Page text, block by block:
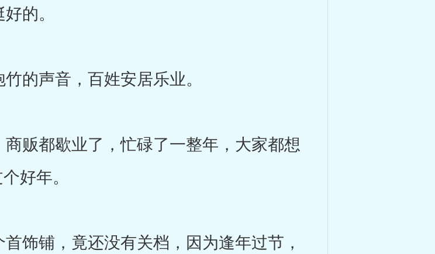
的。
的声音，百姓安居乐业。
贩都歇业了，忙碌了一整年，大家都想
好年。
饰铺，竟还没有关档，因为逢年过节，